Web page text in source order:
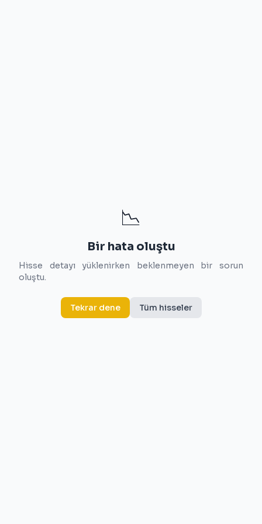
📉
Bir hata oluştu
Hisse detayı yüklenirken beklenmeyen bir sorun
oluştu.
Tekrar dene Tüm hisseler